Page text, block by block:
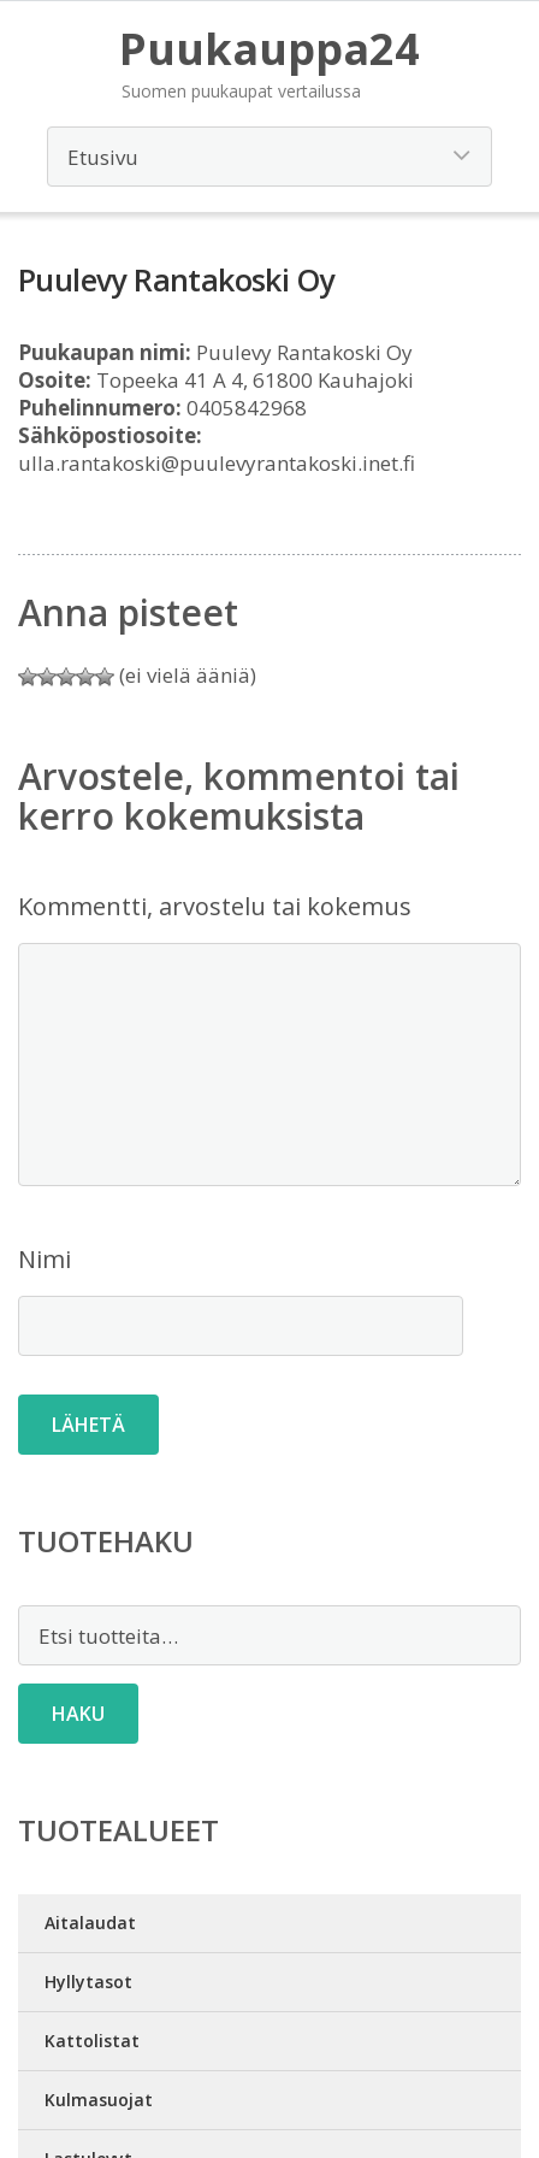
Puukauppa24
Suomen puukaupat vertailussa
Puulevy Rantakoski Oy
Puukaupan nimi: Puulevy Rantakoski Oy
Osoite: Topeeka 41 A 4, 61800 Kauhajoki
Puhelinnumero: 0405842968
Sähköpostiosoite:
ulla.rantakoski@puulevyrantakoski.inet.fi
Anna pisteet
(ei vielä ääniä)
Arvostele, kommentoi tai
kerro kokemuksista
Kommentti, arvostelu tai kokemus
Nimi
TUOTEHAKU
HAKU
TUOTEALUEET
Aitalaudat
Hyllytasot
Kattolistat
Kulmasuojat